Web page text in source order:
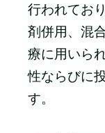
行われてお
剤併用、混
療に用いら
性ならびに
す。